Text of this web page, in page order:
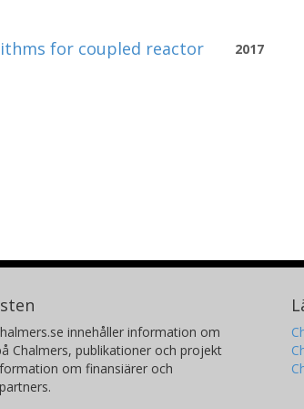
2017
for coupled reactor
innehåller information om
Chalmers, publikationer och projekt
om finansiärer och